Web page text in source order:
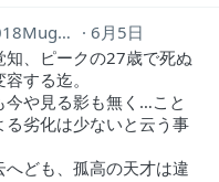
6月5日
、ピークの27歳で死ぬ
する迄。
や見る影も無く…こと
劣化は少ないと云う事
ども、孤高の天才は違